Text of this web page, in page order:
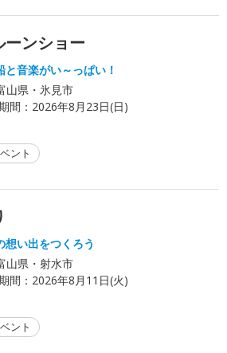
ーンショー
と音楽がい～っぱい！
山県・氷見市
間： 2026年8月23日(日)
ント
想い出をつくろう
山県・射水市
間： 2026年8月11日(火)
ント